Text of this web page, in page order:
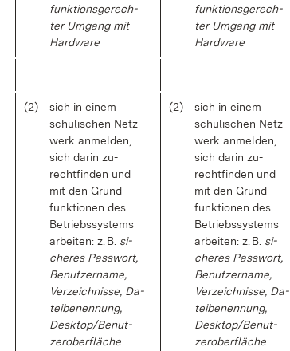
funk­ti­ons­ge­rech­
ter Um­gang mit
Hard­ware
funk­ti­ons­ge­rech­
ter Um­gang mit
Hard­ware
(2)
sich in ei­nem
schu­li­schen Netz­
werk an­mel­den,
sich dar­in zu­
recht­fin­den und
mit den Grund­
funk­tio­nen des
Be­triebs­sys­tems
ar­bei­ten: z. B. si­
che­res Pass­wort,
Be­nut­zer­na­me,
Ver­zeich­nis­se, Da­
tei­benen­nung,
Desk­top/Be­nut­
zer­ober­flä­che
(2)
sich in ei­nem
schu­li­schen Netz­
werk an­mel­den,
sich dar­in zu­
recht­fin­den und
mit den Grund­
funk­tio­nen des
Be­triebs­sys­tems
ar­bei­ten: z. B. si­
che­res Pass­wort,
Be­nut­zer­na­me,
Ver­zeich­nis­se, Da­
tei­benen­nung,
Desk­top/Be­nut­
zer­ober­flä­che